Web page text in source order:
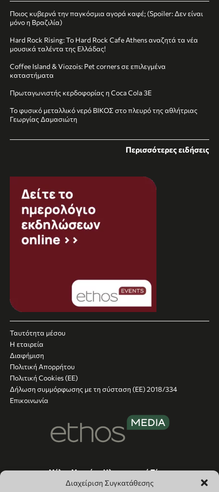
Διαχείριση Συγκατάθεσης
Ποιος κυβερνά την παγκόσμια αγορά καφέ; (Spoiler: Δεν είναι
μόνο η Βραζιλία)
Hard Rock Rising: Το Hard Rock Cafe Athens αναζητά τα νέα
μουσικά ταλέντα της Ελλάδας!
Coffee Island & Viozois: Pet corners σε επιλεγμένα
καταστήματα
Πρωταγωνιστής κερδοφορίας η Coca Cola 3E
Το φυσικό μεταλλικό νερό ΒΙΚΟΣ στο πλευρό της αθλήτριας
Γεωργίας Δαμασιώτη
Περισσότερες ειδήσεις
Ταυτότητα μέσου
Η εταιρεία
Διαφήμιση
Πολιτική Απορρήτου
Πολιτική Cookies (ΕΕ)
Δήλωση συμμόρφωσης με τη σύσταση (ΕΕ) 2018/334
Επικοινωνία
Μέλος Μητρώου Ηλεκτρονικού Τύπου
(242221)